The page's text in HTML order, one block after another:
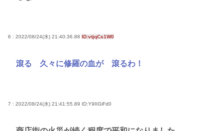
6 : 2022/08/24(水) 21:40:36.88 ID:vtjqCs1W0
滾る 久々に修羅の血が 滾るわ！
7 : 2022/08/24(水) 21:41:55.89 ID:Y9IIGiFd0